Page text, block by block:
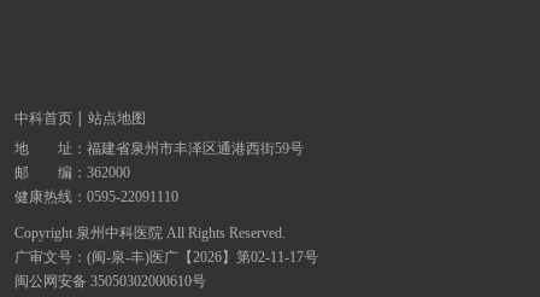
中科首页
站点地图
地 址： 福建省泉州市丰泽区通港西街59号
邮 编：362000
健康热线： 0595-22091110
Copyright 泉州中科医院 All Rights Reserved.
广审文号：(闽-泉-丰)医广【2026】第02-11-17号
闽公网安备 35050302000610号